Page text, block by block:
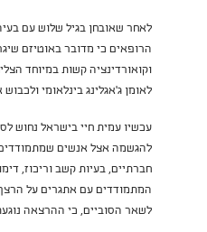
לאחר שאובחן בגיל שלוש עם
הרופאים כי מדובר באוטיזם
וקואורדינציה קשות במיוחד
לאומן ג׳אגלינג בינלאומי
עכשיו עמית חיי בישראל נחוש
להגשמה אצל אנשים
חברתיים, בעיות קשב וריכוז,
המתמודדים עם אתגרים על
לשאר הסוביים, כי ההרצאה